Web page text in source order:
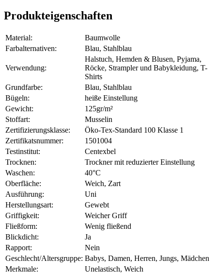
Produkteigenschaften
Material:
Baumwolle
Farbalternativen:
Blau, Stahlblau
Verwendung:
Halstuch, Hemden & Blusen, Pyjama,
Röcke, Strampler und Babykleidung, T-
Shirts
Grundfarbe:
Blau, Stahlblau
Bügeln:
heiße Einstellung
Gewicht:
125gr/m²
Stoffart:
Musselin
Zertifizierungsklasse:
Öko-Tex-Standard 100 Klasse 1
Zertifikatsnummer:
1501004
Testinstitut:
Centexbel
Trocknen:
Trockner mit reduzierter Einstellung
Waschen:
40°C
Oberfläche:
Weich, Zart
Ausführung:
Uni
Herstellungsart:
Gewebt
Griffigkeit:
Weicher Griff
Fließform:
Wenig fließend
Blickdicht:
Ja
Rapport:
Nein
Geschlecht/Altersgruppe: Babys, Damen, Herren, Jungs, Mädchen
Merkmale:
Unelastisch, Weich